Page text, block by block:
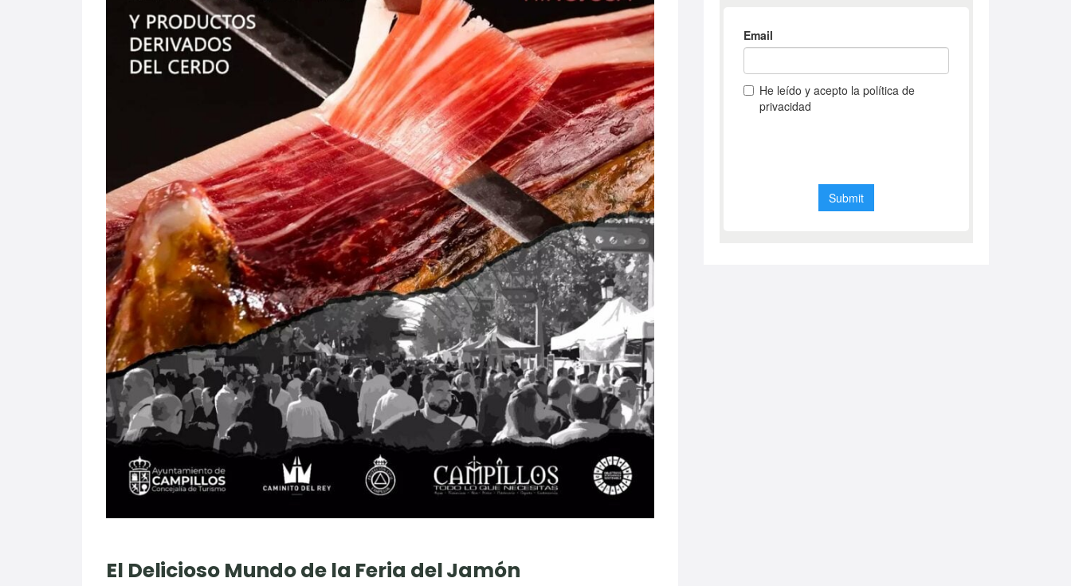
El Delicioso Mundo de la Feria del Jamón